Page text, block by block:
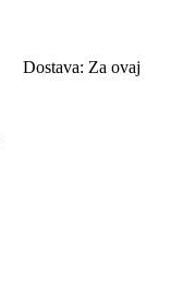
Dostava: Za ovaj